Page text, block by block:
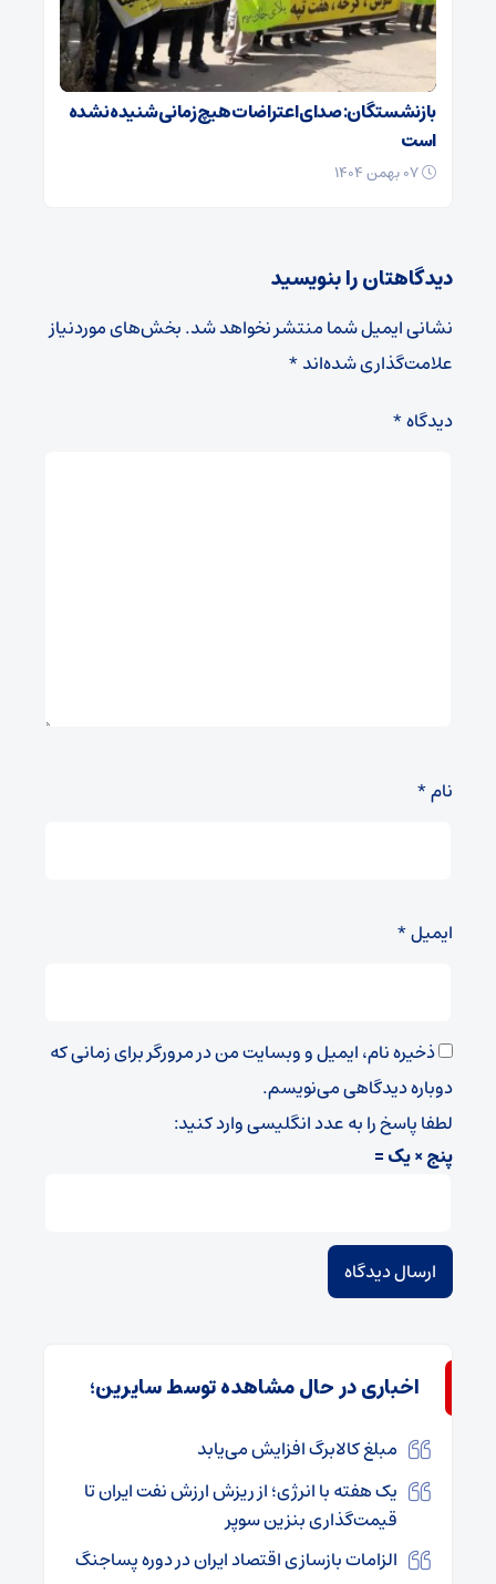
بازنشستگان: صدای اعتراضات هیچ زمانی شنیده نشده
است
دیدگاهتان را بنویسید
نشانی ایمیل شما منتشر نخواهد شد.بخش‌های موردنیاز
علامت‌گذاری شده‌اند*
دیدگاه*
نام*
ایمیل*
ذخیره نام، ایمیل و وبسایت من در مرورگر برای زمانی که
دوباره دیدگاهی می‌نویسم.
لطفا پاسخ را به عدد انگلیسی وارد کنید:
پنج × یک =
اخباری در حال مشاهده توسط سایرین؛
مبلغ کالابرگ افزایش می‌یابد
یک هفته با انرژی؛ از ریزش ارزش نفت ایران تا
قیمت‌گذاری بنزین سوپر
الزامات بازسازی اقتصاد ایران در دوره پساجنگ